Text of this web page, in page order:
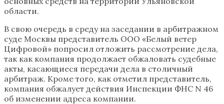
области.
В свою очередь в среду на заседании в арбитражном
суде Москвы представитель ООО «Белый ветер
Цифровой» попросил отложить рассмотрение дела,
так как компания продолжает обжаловать судебные
акты, касающиеся передачи дела в столичный
арбитраж. Кроме того, как отметил представитель,
компания обжалует действия Инспекции ФНС N 46
об изменении адреса компании.